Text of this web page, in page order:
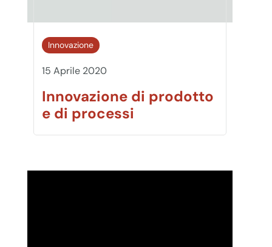
Innovazione
15 Aprile 2020
Innovazione di prodotto
e di processi